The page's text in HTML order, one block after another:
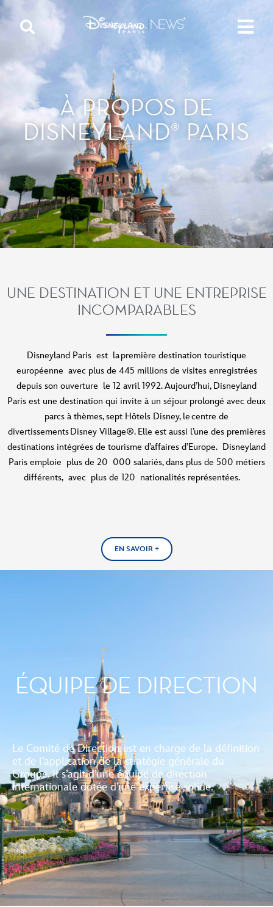
À PROPOS DE
DISNEYLAND® PARIS
UNE DESTINATION ET UNE ENTREPRISE
INCOMPARABLES
Disneyland Paris est la première destination touristique
européenne avec plus de 445 millions de visites enregistrées
depuis son ouverture le 12 avril 1992. Aujourd’hui, Disneyland
Paris est une destination qui invite à un séjour prolongé avec deux
parcs à thèmes, sept Hôtels Disney, le centre de
divertissements Disney Village®. Elle est aussi l’une des premières
destinations intégrées de tourisme d’affaires d’Europe. Disneyland
Paris emploie plus de 20 000 salariés, dans plus de 500 métiers
différents, avec plus de 120 nationalités représentées.
EN SAVOIR +
ÉQUIPE DE DIRECTION​
Le Comité de Direction est en charge de la définition
et de l’application de la stratégie générale du
Groupe. Il s’agit d’une équipe de direction
internationale dotée d’une expertise solide.